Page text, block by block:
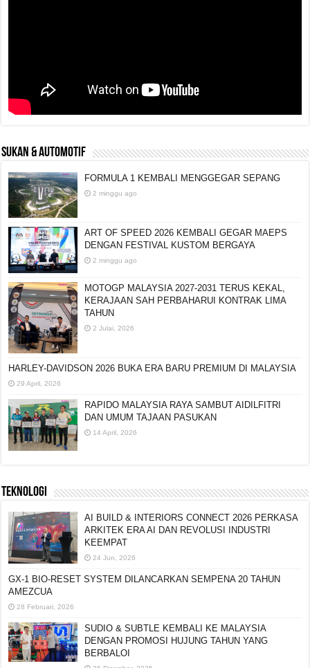
SUKAN & AUTOMOTIF
FORMULA 1 KEMBALI MENGGEGAR SEPANG
2 minggu ago
ART OF SPEED 2026 KEMBALI GEGAR MAEPS
DENGAN FESTIVAL KUSTOM BERGAYA
2 minggu ago
MOTOGP MALAYSIA 2027-2031 TERUS KEKAL,
KERAJAAN SAH PERBAHARUI KONTRAK LIMA
TAHUN
2 Julai, 2026
HARLEY-DAVIDSON 2026 BUKA ERA BARU
RAPIDO MALAYSIA RAYA SAMBUT AIDILFITRI
DAN UMUM TAJAAN PASUKAN
TEKNOLOGI
AI BUILD & INTERIORS CONNECT 2026 PERKASA
ARKITEK ERA AI DAN REVOLUSI INDUSTRI
KEEMPAT
24 Jun, 2026
GX-1 BIO-RESET SYSTEM DILANCARKAN SEMPENA 20 TAHUN
AMEZCUA
28 Februari, 2026
SUDIO & SUBTLE KEMBALI KE MALAYSIA
DENGAN PROMOSI HUJUNG TAHUN YANG